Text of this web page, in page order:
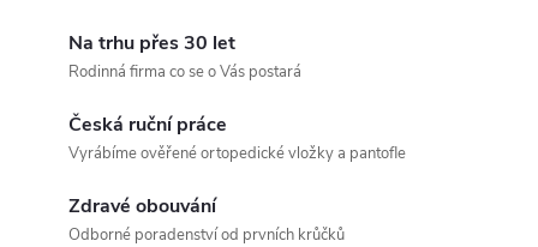
Na trhu přes 30 let
Rodinná firma co se o Vás postará
Česká ruční práce
Vyrábíme ověřené ortopedické vložky a pantofle
Zdravé obouvání
Odborné poradenství od prvních krůčků